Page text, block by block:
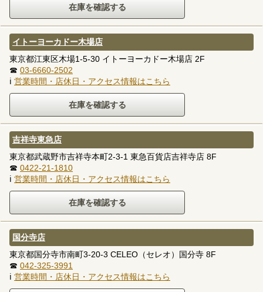
イトーヨーカドー木場店
東京都江東区木場1-5-30 イトーヨーカドー木場店 2F
☎ 03-6660-2502
ℹ 営業時間・店休日・アクセス情報はこちら
吉祥寺東急店
東京都武蔵野市吉祥寺本町2-3-1 東急百貨店吉祥寺店 8F
☎ 0422-21-1810
ℹ 営業時間・店休日・アクセス情報はこちら
国分寺店
東京都国分寺市南町3-20-3 CELEO（セレオ）国分寺 8F
☎ 042-325-3991
ℹ 営業時間・店休日・アクセス情報はこちら